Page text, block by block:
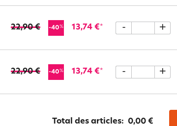
22,90 € -40% 13,74 €* - +
22,90 € -40% 13,74 €* - +
Total des articles: 0,00 €